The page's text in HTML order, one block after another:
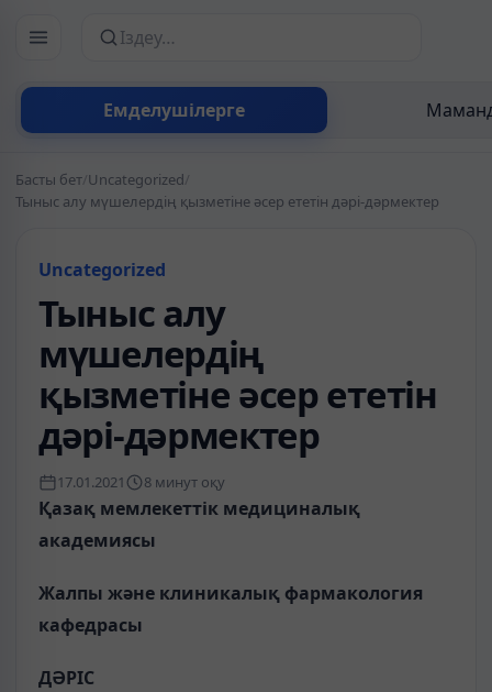
Емделушілерге
Сайттан іздеу
Басты бет/Uncategorized/
Тыныс алу мүшелердің қызметіне әсер ететін дәрі-дәрмектер
Uncategorized
Тыныс алу
мүшелердің
қызметіне әсер ететін
дәрі-дәрмектер
17.01.2021 8 минут оқу
Қазақ мемлекеттік медициналық
академиясы
Жалпы және клиникалық фармакология
кафедрасы
ДӘРІС